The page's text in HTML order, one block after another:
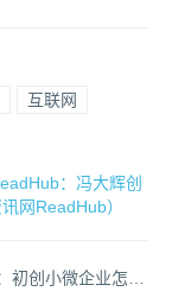
互联网
：冯大辉创
网ReadHub）
初创小微企业怎么做产品推广宣传？通过公司做SEO网站优化排名，提升公司知名度！